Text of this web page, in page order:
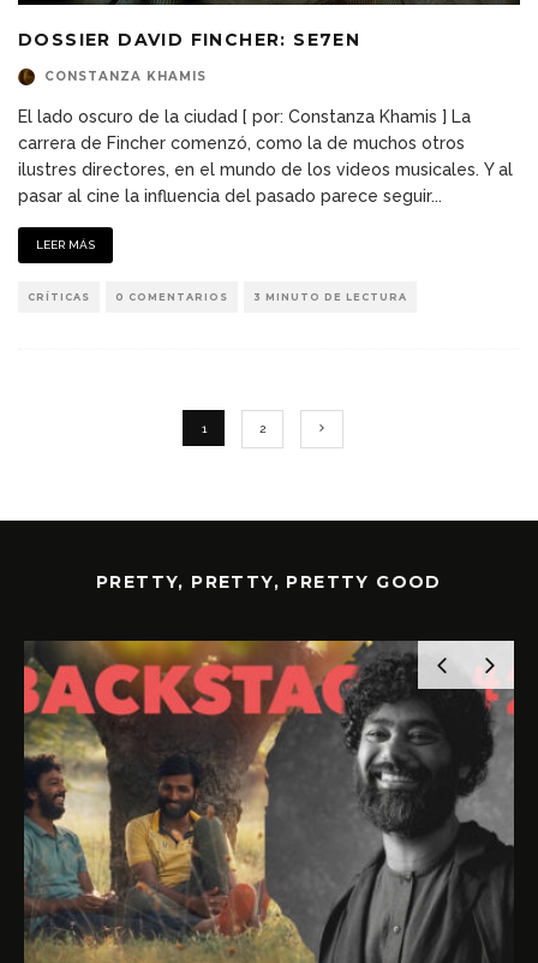
DOSSIER DAVID FINCHER: SE7EN
CONSTANZA KHAMIS
El lado oscuro de la ciudad [ por: Constanza Khamis ] La
carrera de Fincher comenzó, como la de muchos otros
ilustres directores, en el mundo de los videos musicales. Y al
pasar al cine la influencia del pasado parece seguir...
LEER MÁS
CRÍTICAS 0 COMENTARIOS 3 MINUTO DE LECTURA
1 2
PRETTY, PRETTY, PRETTY GOOD